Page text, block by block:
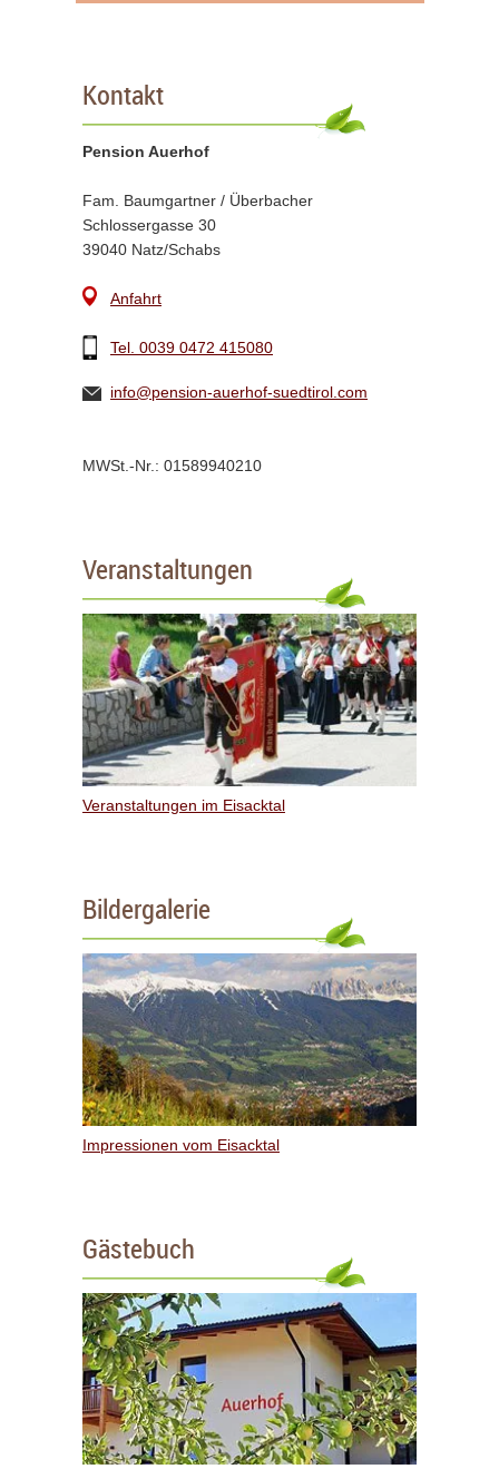
Kontakt
Pension Auerhof
Fam. Baumgartner / Überbacher
Schlossergasse 30
39040 Natz/Schabs
Anfahrt
Tel. 0039 0472 415080
info@pension-auerhof-suedtirol.com
MWSt.-Nr.: 01589940210
Veranstaltungen
Veranstaltungen im Eisacktal
Bildergalerie
Impressionen vom Eisacktal
Gästebuch